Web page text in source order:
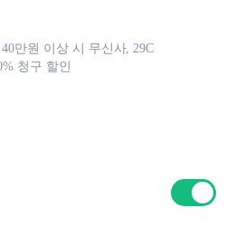
만원 이상 시 무신사, 29C
청구 할인